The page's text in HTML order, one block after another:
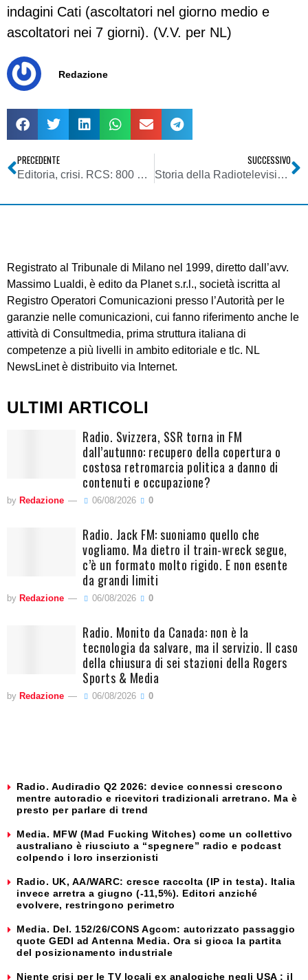
indagini Cati (ascoltatori nel giorno medio e
ascoltatori nei 7 giorni). (V.V. per NL)
Redazione
PRECEDENTE
Editoria, crisi. RCS: 800 esuberi e vendita o chiusura di 10 periodici. Chiusura per la storica sede del Corsera di Via Solferino
SUCCESSIVO
Storia della Radiotelevisione Italiana. 1975: la tv privata si spoglia
Registrato al Tribunale di Milano nel 1999, diretto dall’avv.
Massimo Lualdi, è edito da Planet s.r.l., società iscritta al
Registro Operatori Comunicazioni presso l’Autorità per le
garanzie nelle comunicazioni, cui fanno riferimento anche le
attività di Consultmedia, prima struttura italiana di
competenze a più livelli in ambito editoriale e tlc. NL
NewsLinet è distribuito via Internet.
ULTIMI ARTICOLI
Radio. Svizzera, SSR torna in FM
dall’autunno: recupero della copertura o
costosa retromarcia politica a danno di
contenuti e occupazione?
by Redazione 06/08/2026 0
Radio. Jack FM: suoniamo quello che
vogliamo. Ma dietro il train-wreck segue,
c’è un formato molto rigido. E non esente
da grandi limiti
by Redazione 06/08/2026 0
Radio. Monito da Canada: non è la
tecnologia da salvare, ma il servizio. Il caso
della chiusura di sei stazioni della Rogers
Sports & Media
by Redazione 06/08/2026 0
Radio. Audiradio Q2 2026: device connessi crescono
mentre autoradio e ricevitori tradizionali arretrano. Ma è
presto per parlare di trend
Media. MFW (Mad Fucking Witches) come un collettivo
australiano è riusciuto a “spegnere” radio e podcast
colpendo i loro inserzionisti
Radio. UK, AA/WARC: cresce raccolta (IP in testa). Italia
invece arretra a giugno (-11,5%). Editori anziché
evolvere, restringono perimetro
Media. Del. 152/26/CONS Agcom: autorizzato passaggio
quote GEDI ad Antenna Media. Ora si gioca la partita
del posizionamento industriale
Niente crisi per le TV locali ex analogiche negli USA : il